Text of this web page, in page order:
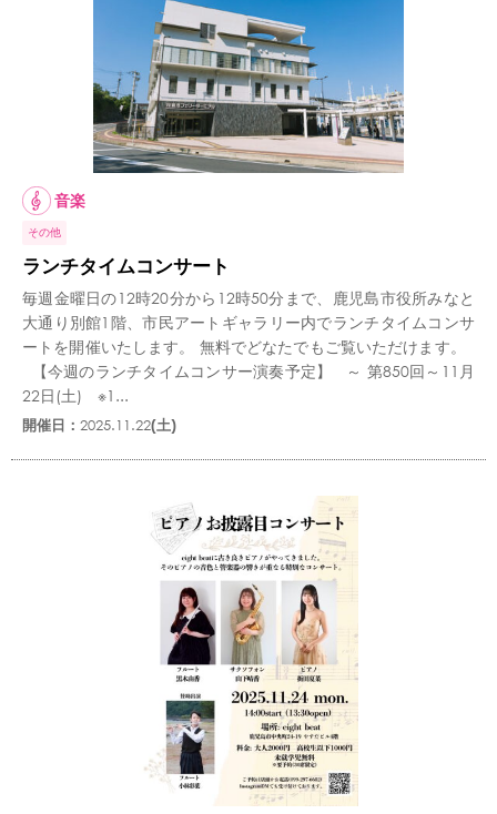
音楽
その他
ランチタイムコンサート
毎週金曜日の12時20分から12時50分まで、鹿児島市役所みなと
大通り別館1階、市民アートギャラリー内でランチタイムコンサ
ートを開催いたします。 無料でどなたでもご覧いただけます。
【今週のランチタイムコンサー演奏予定】 ～ 第850回～11月
22日(土) ※1...
開催日： 2025.11.22(土)